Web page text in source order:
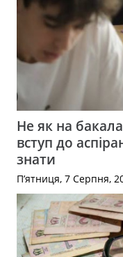
Не як на
вступ до
знати
П’ятниця, 7 Серпня,